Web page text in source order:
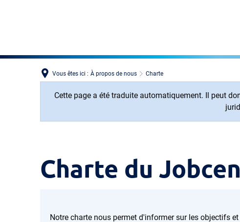
Vous êtes ici : À propos de nous Charte
Cette page a été traduite automatiquement. Il peut
CharteCharte du
Notre charte nous permet d'informer sur les objectifs